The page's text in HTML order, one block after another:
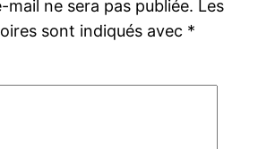
mail ne sera pas publiée. Les
sont indiqués avec *